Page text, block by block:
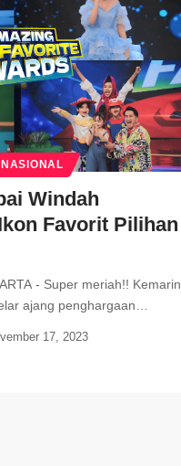
NASIONAL
Windah
Favorit Pilihan
- Super meriah!! Kemarin
ajang penghargaan…
17, 2023